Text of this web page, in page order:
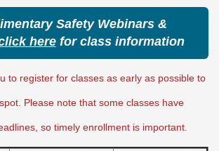
Safety Webinars &
herefor class information
to register for classes as early as possible to
Please note that some classes have
so timely enrollment is important.